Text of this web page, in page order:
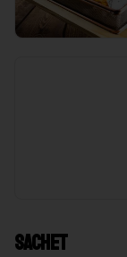
Sachet